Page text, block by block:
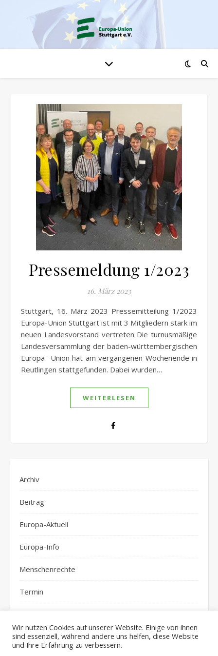
Pressemeldung 1/2023
16. März 2023
Stuttgart, 16. März 2023 Pressemitteilung 1/2023
Europa-Union Stuttgart ist mit 3 Mitgliedern stark im
neuen Landesvorstand vertreten Die turnusmäßige
Landesversammlung der baden-württembergischen
Europa- Union hat am vergangenen Wochenende in
Reutlingen stattgefunden. Dabei wurden…
WEITERLESEN
Archiv
Beitrag
Europa-Aktuell
Europa-Info
Menschenrechte
Termin
Wir nutzen Cookies auf unserer Website. Einige von ihnen
sind essenziell, während andere uns helfen, diese Website
und Ihre Erfahrung zu verbessern.